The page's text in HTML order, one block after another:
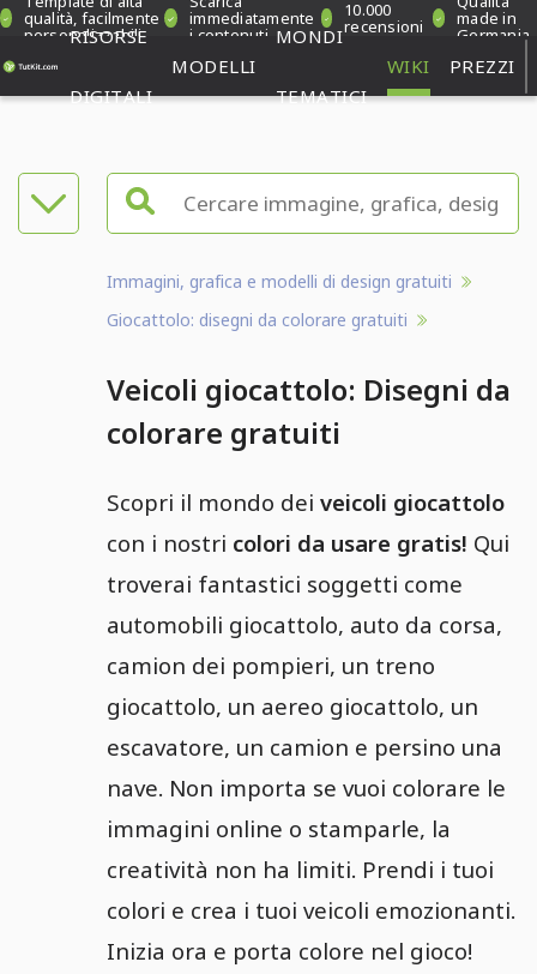
qualità, facilmente
personalizzabili
immediatamente
i contenuti
10.000
recensioni made in
Germania
RISORSE
DIGITALI
MODELLI
MONDI
TEMATICI
WIKI PREZZI
Immagini, grafica e modelli di design gratuiti
Giocattolo: disegni da colorare gratuiti
Veicoli giocattolo: Disegni da
colorare gratuiti
Scopri il mondo deiveicoli giocattolo
con i nostri colori da usare gratis! Qui
troverai fantastici soggetti come
automobili giocattolo, auto da corsa,
camion dei pompieri, un treno
giocattolo, un aereo giocattolo, un
escavatore, un camion e persino una
nave. Non importa se vuoi colorare le
immagini online o stamparle, la
creatività non ha limiti. Prendi i tuoi
colori e crea i tuoi veicoli emozionanti.
Inizia ora e porta colore nel gioco!